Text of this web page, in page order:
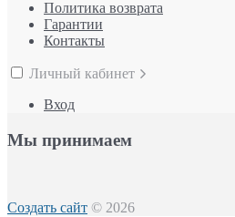
Политика возврата
Гарантии
Контакты
Личный кабинет
Вход
Мы принимаем
Создать сайт © 2026